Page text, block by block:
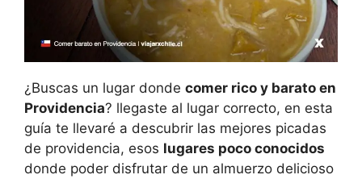
¿Buscas un lugar donde comer rico y barato en
Providencia? llegaste al lugar correcto, en esta
guía te llevaré a descubrir las mejores picadas
de providencia, esos lugares poco conocidos
donde poder disfrutar de un almuerzo delicioso